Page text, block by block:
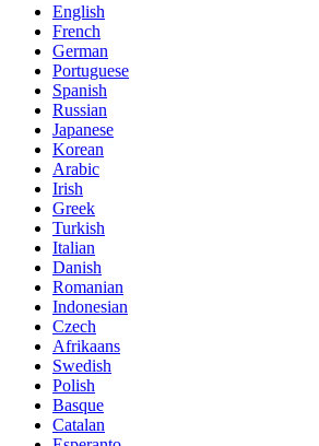
English
French
German
Portuguese
Spanish
Russian
Japanese
Korean
Arabic
Irish
Greek
Turkish
Italian
Danish
Romanian
Indonesian
Czech
Afrikaans
Swedish
Polish
Basque
Catalan